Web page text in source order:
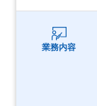
業務内容